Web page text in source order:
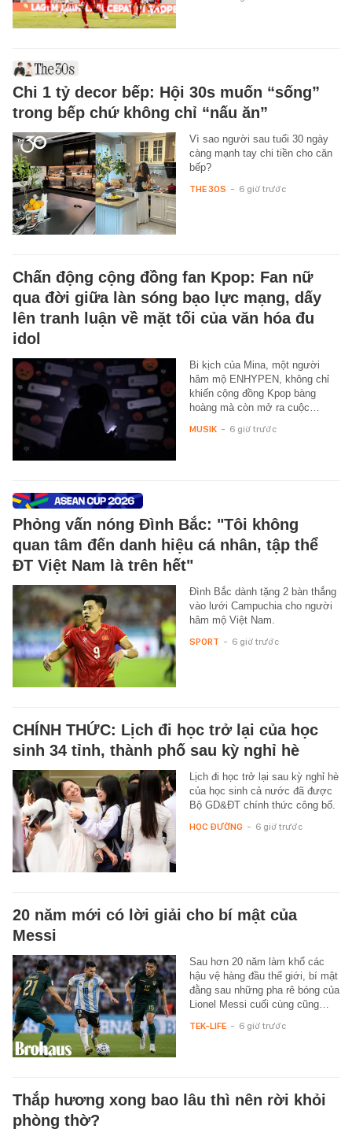
Chi 1 tỷ decor bếp: Hội 30s muốn “sống”
trong bếp chứ không chỉ “nấu ăn”
Vì sao người sau tuổi 30 ngày
càng mạnh tay chi tiền cho căn
bếp?
THE 30S - 6 giờ trước
Chấn động cộng đồng fan Kpop: Fan nữ
qua đời giữa làn sóng bạo lực mạng, dấy
lên tranh luận về mặt tối của văn hóa đu
idol
Bi kịch của Mina, một người
hâm mộ ENHYPEN, không chỉ
khiến cộng đồng Kpop bàng
hoàng mà còn mở ra cuộc…
MUSIK - 6 giờ trước
Phỏng vấn nóng Đình Bắc: "Tôi không
quan tâm đến danh hiệu cá nhân, tập thể
ĐT Việt Nam là trên hết"
Đình Bắc dành tặng 2 bàn thắng
vào lưới Campuchia cho người
hâm mộ Việt Nam.
SPORT - 6 giờ trước
CHÍNH THỨC: Lịch đi học trở lại của học
sinh 34 tỉnh, thành phố sau kỳ nghỉ hè
Lịch đi học trở lại sau kỳ nghỉ hè
của học sinh cả nước đã được
Bộ GD&ĐT chính thức công bố.
HỌC ĐƯỜNG - 6 giờ trước
20 năm mới có lời giải cho bí mật của
Messi
Sau hơn 20 năm làm khổ các
hậu vệ hàng đầu thế giới, bí mật
đằng sau những pha rê bóng của
Lionel Messi cuối cùng cũng…
TEK-LIFE - 6 giờ trước
Thắp hương xong bao lâu thì nên rời khỏi
phòng thờ?